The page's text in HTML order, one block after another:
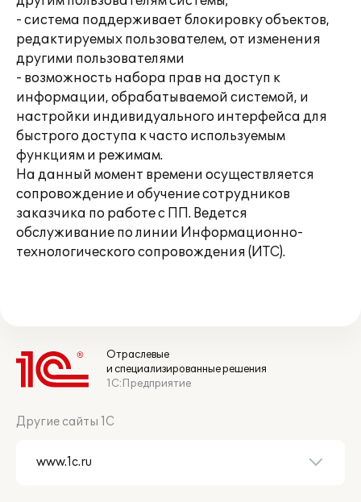
- система поддерживает блокировку объектов,
редактируемых пользователем, от изменения
другими пользователями
- возможность набора прав на доступ к
информации, обрабатываемой системой, и
настройки индивидуального интерфейса для
быстрого доступа к часто используемым
функциям и режимам.
На данный момент времени осуществляется
сопровождение и обучение сотрудников
заказчика по работе с ПП. Ведется
обслуживание по линии Информационно-
технологического сопровождения (ИТС).
Отраслевые
и специализированные решения
1С:Предприятие
Другие сайты 1С